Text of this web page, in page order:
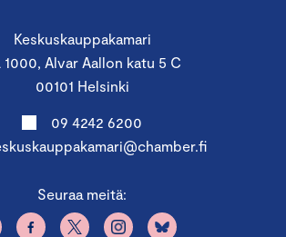
Keskuskauppakamari
1000, Alvar Aallon katu 5 C
00101 Helsinki
09 4242 6200
Seuraa meitä: